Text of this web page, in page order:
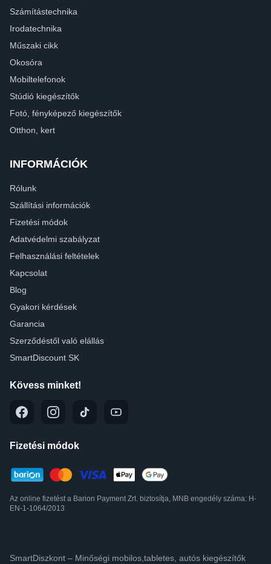
Számítástechnika
Irodatechnika
Műszaki cikk
Okosóra
Mobiltelefonok
Stúdió kiegészítők
Fotó, fényképező kiegészítők
Otthon, kert
INFORMÁCIÓK
Rólunk
Szállítási információk
Fizetési módok
Adatvédelmi szabályzat
Felhasználási feltételek
Kapcsolat
Blog
Gyakori kérdések
Garancia
Szerződéstől való elállás
SmartDiscount SK
Kövess minket!
Fizetési módok
Az online fizetést a Barion Payment Zrt. biztosítja, MNB engedély száma: H-
EN-1-1064/2013
SmartDiszkont – Minőségi mobilos,tabletes, autós kiegészítők